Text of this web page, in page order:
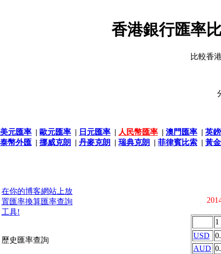
香港銀行匯率
比較香
美元匯率 | 歐元匯率 | 日元匯率 | 人民幣匯率 | 澳門匯率 | 英
泰幣外匯 | 挪威克朗 | 丹麥克朗 | 瑞典克朗 | 菲律賓比索 | 黃
在你的博客網站上放
置匯率換算匯率查詢
工具!
歷史匯率查詢
1
USD
AUD